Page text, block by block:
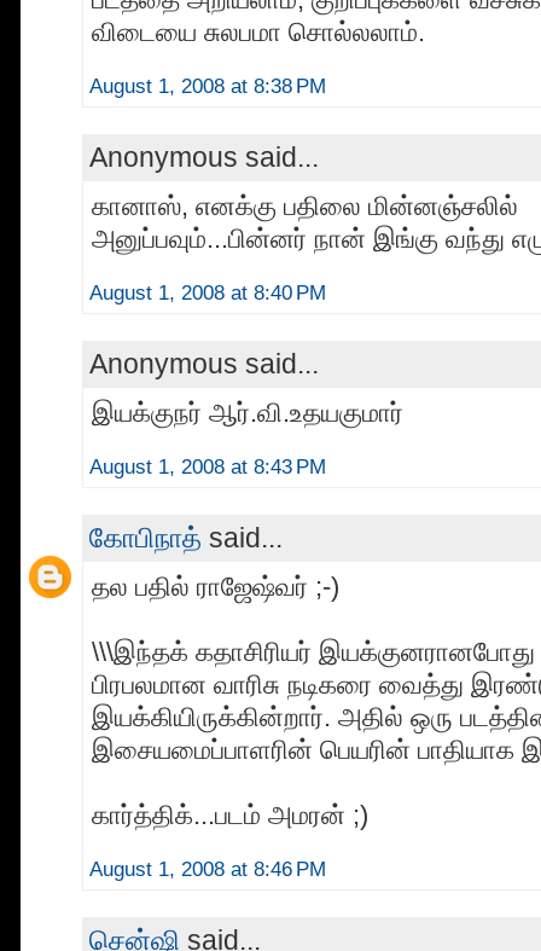
விடையை சுலபமா சொல்லலாம்.
August 1, 2008 at 8:38 PM
Anonymous said...
கானாஸ், எனக்கு பதிலை மின்னஞ்சலில்
அனுப்பவும்...பின்னர் நான் இங்கு வந்து
August 1, 2008 at 8:40 PM
Anonymous said...
இயக்குநர் ஆர்.வி.உதயகுமார்
August 1, 2008 at 8:43 PM
கோபிநாத் said...
தல பதில் ராஜேஷ்வர் ;-)
\\\இந்தக் கதாசிரியர் இயக்குனரானபோது
பிரபலமான வாரிசு நடிகரை வைத்து
இயக்கியிருக்கின்றார். அதில் ஒரு
இசையமைப்பாளரின் பெயரின் பாதியாக
கார்த்திக்...படம் அமரன் ;)
August 1, 2008 at 8:46 PM
சென்ஷி said...